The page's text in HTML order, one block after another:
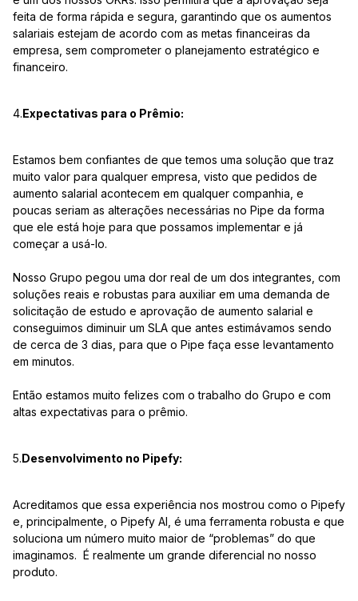
feita de forma rápida e segura, garantindo que os aumentos
salariais estejam de acordo com as metas financeiras da
empresa, sem comprometer o planejamento estratégico e
financeiro.
4.Expectativas para o Prêmio:
Estamos bem confiantes de que temos uma solução que traz
muito valor para qualquer empresa, visto que pedidos de
aumento salarial acontecem em qualquer companhia, e
poucas seriam as alterações necessárias no Pipe da forma
que ele está hoje para que possamos implementar e já
começar a usá-lo.
Nosso Grupo pegou uma dor real de um dos integrantes, com
soluções reais e robustas para auxiliar em uma demanda de
solicitação de estudo e aprovação de aumento salarial e
conseguimos diminuir um SLA que antes estimávamos sendo
de cerca de 3 dias, para que o Pipe faça esse levantamento
em minutos.
Então estamos muito felizes com o trabalho do Grupo e com
altas expectativas para o prêmio.
5.Desenvolvimento no Pipefy:
Acreditamos que essa experiência nos mostrou como o Pipefy
e, principalmente, o Pipefy AI, é uma ferramenta robusta e que
soluciona um número muito maior de “problemas” do que
imaginamos. É realmente um grande diferencial no nosso
produto.